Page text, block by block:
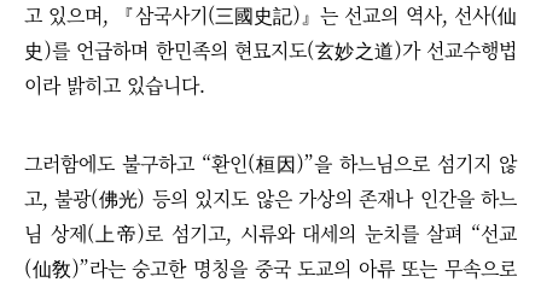
고 있으며, 『삼국사기(三國史記)』는 선교의 역사, 선사(仙
史)를 언급하며 한민족의 현묘지도(玄妙之道)가 선교수행법
이라 밝히고 있습니다.
그러함에도 불구하고 “환인(桓因)”을 하느님으로 섬기지 않
고, 불광(佛光) 등의 있지도 않은 가상의 존재나 인간을 하느
님 상제(上帝)로 섬기고, 시류와 대세의 눈치를 살펴 “선교
(仙敎)”라는 숭고한 명칭을 중국 도교의 아류 또는 무속으로